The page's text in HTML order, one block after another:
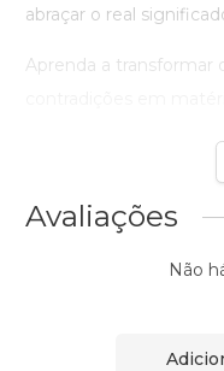
abraçar o real
Aprenda a transformar
Avaliações
Não